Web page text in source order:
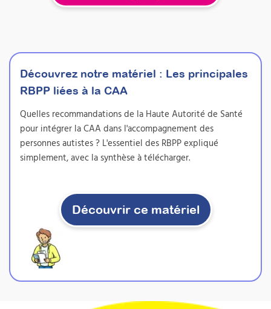
Utiliser les signes associés
à la parole comme moyen
de CAA
Attestation de formation
Les signes associés à la parole transforment
chaque échange : plus clair, plus accessible,
plus vivant. Cette formation vous donne les
compétences essentielles pour enrichir
immédiatement vos interactions et créer un
véritable bain de langage signé autour des
manière simple et efficace d’ouvrir de
Découvrez notre matériel : Les principales
RBPP liées à la CAA
Quelles recommandations de la Haute Autorité de Santé
pour intégrer la CAA dans l'accompagnement des
personnes autistes ? L'essentiel des RBPP expliqué
simplement, avec la synthèse à télécharger.
Découvrir ce matériel